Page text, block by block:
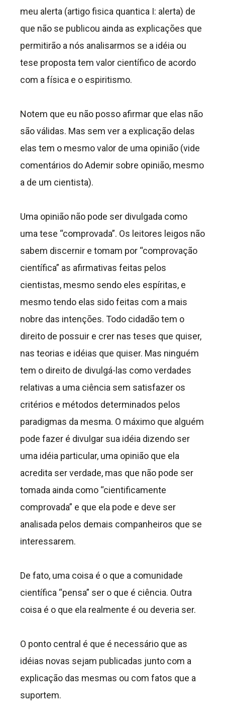
meu alerta (artigo fisica quantica I: alerta) de
que não se publicou ainda as explicações que
permitirão a nós analisarmos se a idéia ou
tese proposta tem valor científico de acordo
com a física e o espiritismo.
Notem que eu não posso afirmar que elas não
são válidas. Mas sem ver a explicação delas
elas tem o mesmo valor de uma opinião (vide
comentários do Ademir sobre opinião, mesmo
a de um cientista).
Uma opinião não pode ser divulgada como
uma tese “comprovada”. Os leitores leigos não
sabem discernir e tomam por “comprovação
científica” as afirmativas feitas pelos
cientistas, mesmo sendo eles espíritas, e
mesmo tendo elas sido feitas com a mais
nobre das intenções. Todo cidadão tem o
direito de possuir e crer nas teses que quiser,
nas teorias e idéias que quiser. Mas ninguém
tem o direito de divulgá-las como verdades
relativas a uma ciência sem satisfazer os
critérios e métodos determinados pelos
paradigmas da mesma. O máximo que alguém
pode fazer é divulgar sua idéia dizendo ser
uma idéia particular, uma opinião que ela
acredita ser verdade, mas que não pode ser
tomada ainda como “cientificamente
comprovada” e que ela pode e deve ser
analisada pelos demais companheiros que se
interessarem.
De fato, uma coisa é o que a comunidade
científica “pensa” ser o que é ciência. Outra
coisa é o que ela realmente é ou deveria ser.
O ponto central é que é necessário que as
idéias novas sejam publicadas junto com a
explicação das mesmas ou com fatos que a
suportem.